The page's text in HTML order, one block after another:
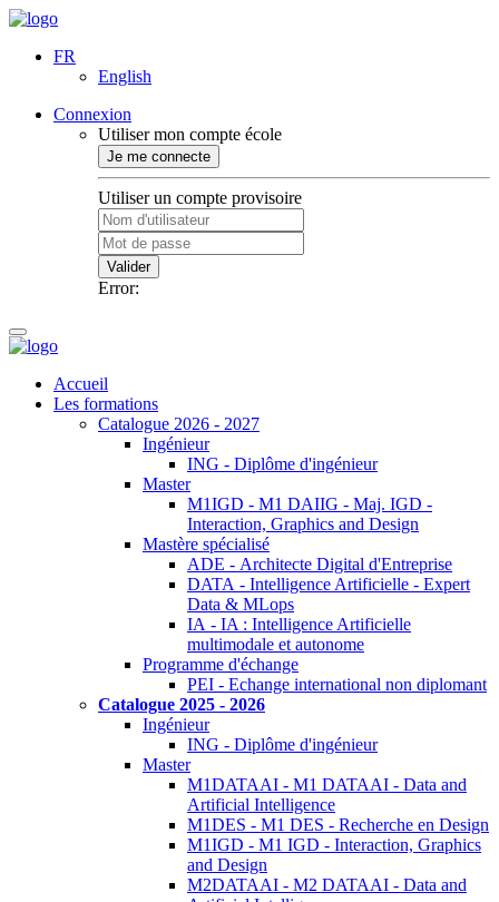
FR
English
Connexion
Utiliser mon compte école
Je me connecte
Utiliser un compte provisoire
Valider
Error:
Accueil
Les formations
Catalogue 2026 - 2027
Ingénieur
ING - Diplôme d'ingénieur
Master
M1IGD - M1 DAIIG - Maj. IGD -
Interaction, Graphics and Design
Mastère spécialisé
ADE - Architecte Digital d'Entreprise
DATA - Intelligence Artificielle - Expert
Data & MLops
IA - IA : Intelligence Artificielle
multimodale et autonome
Programme d'échange
PEI - Echange international non diplomant
Catalogue 2025 - 2026
Ingénieur
ING - Diplôme d'ingénieur
Master
M1DATAAI - M1 DATAAI - Data and
Artificial Intelligence
M1DES - M1 DES - Recherche en Design
M1IGD - M1 IGD - Interaction, Graphics
and Design
M2DATAAI - M2 DATAAI - Data and